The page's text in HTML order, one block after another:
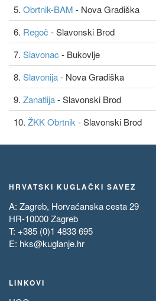
5. Obrtnik-BAM - Nova Gradiška
6. Regoč - Slavonski Brod
7. Slavonac - Bukovlje
8. Slavonija- Nova Gradiška
9. Zanatlija- Slavonski Brod
10. ŽKK Obrtnik - Slavonski Brod
HRVATSKI KUGLAČKI SAVEZ
A: Zagreb, Horvaćanska cesta 29
HR-10000 Zagreb
T: +385 (0)1 4833 695
E: hks@kuglanje.hr
LINKOVI